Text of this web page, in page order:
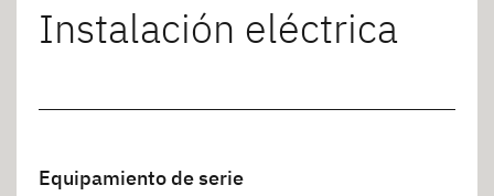
Instalación eléctrica
Equipamiento de serie